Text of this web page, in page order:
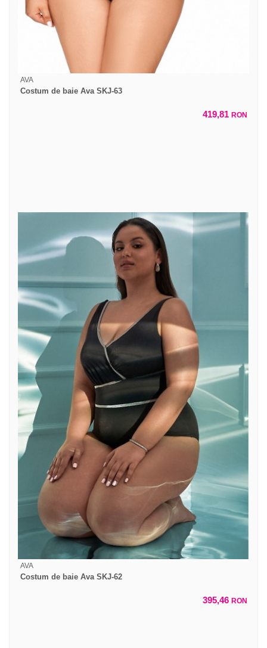
AVA
Costum de baie Ava SKJ-63
419,81 RON
AVA
Costum de baie Ava SKJ-62
395,46 RON